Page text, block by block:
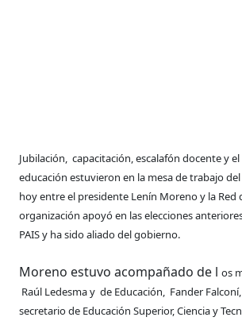
Jubilación, capacitación, escalafón docente y
educación estuvieron en la mesa de trabajo
hoy entre el presidente Lenín Moreno y la Red
organización apoyó en las elecciones
PAIS y ha sido aliado del gobierno.
Moreno estuvo acompañado de los
Raúl Ledesma y de Educación, Fander
secretario de Educación Superior, Ciencia y